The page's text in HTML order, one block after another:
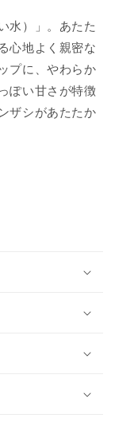
水）」。あたた
心地よく親密な
プに、やわらか
ぽい甘さが特徴
ザシがあたたか